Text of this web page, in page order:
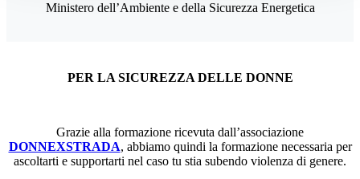
Ministero dell’Ambiente e della Sicurezza Energetica
PER LA SICUREZZA DELLE DONNE
Grazie alla formazione ricevuta dall’associazione
DONNEXSTRADA, abbiamo quindi la formazione necessaria per
ascoltarti e supportarti nel caso tu stia subendo violenza di genere.